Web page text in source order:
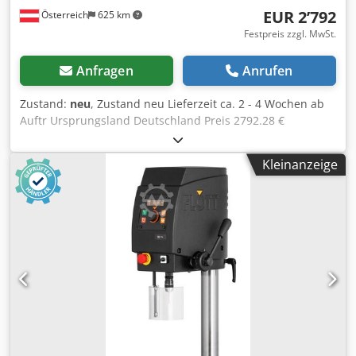
Österreich 625 km EUR 2’792
Festpreis zzgl. MwSt.
Anfragen Anrufen
Zustand: neu, Zustand neu Lieferzeit ca. 2 - 4 Wochen ab
Auftr Ursprungsland Deutschland Preis 2792.28 €
Bohrleistung in Baustahl 10 mm Aufnahme B 16
Ausladung 220 mm Drehzahlen 250 - 3000 U/min Motor
0,45 kW Länge 320 mm Breite 520 mm Höhe 820 mm
Gewicht 44 kg Pinolenhub 60 mm Abstand Spindel - Fuß
140 - 315 mm Tisch 300 x 250 mm Säulendurchmesser 70
mm Dauer-/Normalbohrleistung 10/12 (in E335/ST60)
Robuste, qualitativ hochwertige und geneigte Rotations-
Haube für einfaches Ablesen der Drehzahl Dcsdpfoy Hf
Rzsx Ahzok LED-Beleuchtung Schnell verstellbarer und
ergonomischer Bohrtiefenanschlag Stufenlose
Schlagtaster Thermischer Überlastungsschutz
Kleinanzeige